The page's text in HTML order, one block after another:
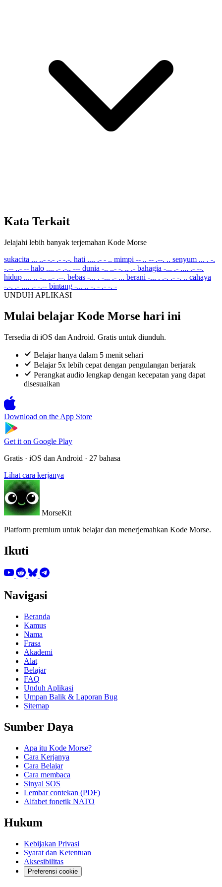
Kata Terkait
Jelajahi lebih banyak terjemahan Kode Morse
sukacita ... ..- -.- .- -.-. hati .... .- - .. mimpi -- .. -- .--. .. senyum ... . -.
-.-- ..- -- halo .... .- .-.. --- dunia -.. ..- -. .. .- bahagia -... .- .... .- --.
hidup .... .. -.. ..- .--. bebas -... . -... .- ... berani -... . .-. .- -. .. cahaya
-.-. .- .... .- -.-- bintang -... .. -. - .- -. -
UNDUH APLIKASI
Mulai belajar Kode Morse hari ini
Tersedia di iOS dan Android. Gratis untuk diunduh.
Belajar hanya dalam 5 menit sehari
Belajar 5x lebih cepat dengan pengulangan berjarak
Perangkat audio lengkap dengan kecepatan yang dapat
disesuaikan
Download on the App Store
Get it on Google Play
Gratis · iOS dan Android · 27 bahasa
Lihat cara kerjanya
MorseKit
Platform premium untuk belajar dan menerjemahkan Kode Morse.
Ikuti
Navigasi
Beranda
Kamus
Nama
Frasa
Akademi
Alat
Belajar
FAQ
Unduh Aplikasi
Umpan Balik & Laporan Bug
Sitemap
Sumber Daya
Apa itu Kode Morse?
Cara Kerjanya
Cara Belajar
Cara membaca
Sinyal SOS
Lembar contekan (PDF)
Alfabet fonetik NATO
Hukum
Kebijakan Privasi
Syarat dan Ketentuan
Aksesibilitas
Preferensi cookie